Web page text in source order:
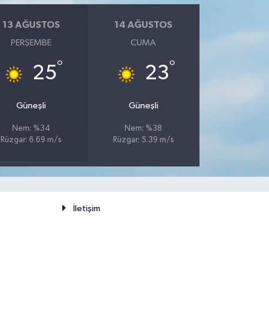
13 AĞUSTOS
PERŞEMBE
25°
Güneşli
Nem: %34
Rüzgar: 6.69 m/s
14 AĞUSTOS
CUMA
23°
Güneşli
Nem: %38
Rüzgar: 5.39 m/s
İletişim